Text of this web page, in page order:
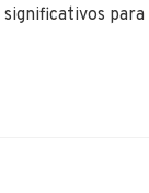
para